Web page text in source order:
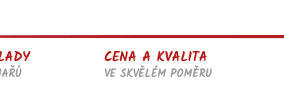
CENA A KVALITA
VE SKVĚLÉM POMĚRU